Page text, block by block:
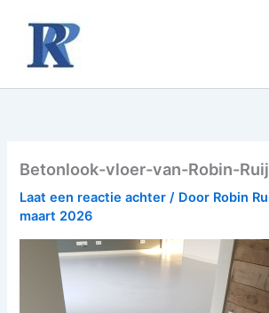
inhoud
Betonlook-vloer-van-Robin-
Laat een reactie achter / Door Robin
maart 2026